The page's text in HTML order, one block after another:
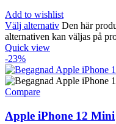
Add to wishlist
Välj alternativ Den här
alternativen kan väljas på
Quick view
-23%
Compare
Apple iPhone 12 Mini